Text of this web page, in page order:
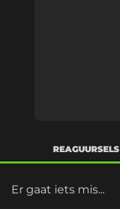
REAGUURSELS
Er gaat iets mis...